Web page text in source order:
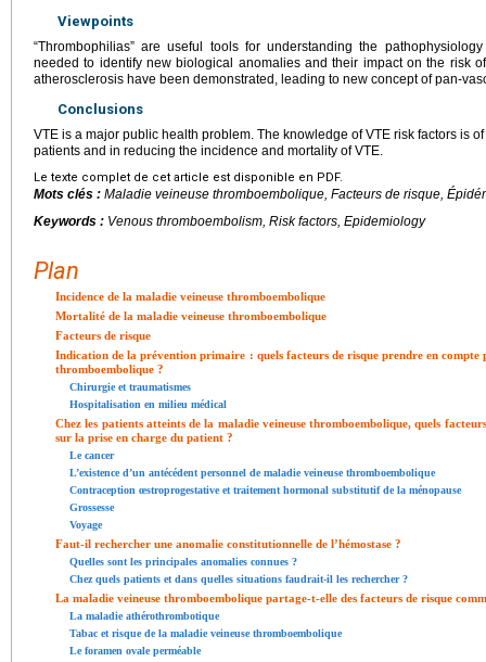
Viewpoints
“Thrombophilias” are useful tools for understanding the
needed to identify new biological anomalies and their impact on the risk
atherosclerosis have been demonstrated, leading to new concept of pan-
Conclusions
VTE is a major public health problem. The knowledge of VTE risk factors is
patients and in reducing the incidence and mortality of VTE.
Le texte complet de cet article est disponible en PDF.
Mots clés : Maladie veineuse thromboembolique, Facteurs de risque,
Keywords : Venous thromboembolism, Risk factors, Epidemiology
Plan
Incidence de la maladie veineuse thromboembolique
Mortalité de la maladie veineuse thromboembolique
Facteurs de risque
Indication de la prévention primaire : quels facteurs de risque prendre en compte
thromboembolique ?
Chirurgie et traumatismes
Hospitalisation en milieu médical
Chez les patients atteints de la maladie veineuse thromboembolique, quels
sur la prise en charge du patient ?
Le cancer
L’existence d’un antécédent personnel de maladie veineuse thromboembolique
Contraception œstroprogestative et traitement hormonal substitutif de la ménopause
Grossesse
Voyage
Faut-il rechercher une anomalie constitutionnelle de l’hémostase ?
Quelles sont les principales anomalies connues ?
Chez quels patients et dans quelles situations faudrait-il les rechercher ?
La maladie veineuse thromboembolique partage-t-elle des facteurs de risque
La maladie athérothrombotique
Tabac et risque de la maladie veineuse thromboembolique
Le foramen ovale perméable